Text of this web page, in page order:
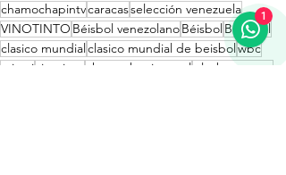
chamochapintvcaracasselección venezuela
VINOTINTO Béisbol venezolanoBéisbolBaseball
clasico mundialclasico mundial de beisbolwbc
miami vinotinto chamochapintravel
gleyber torres
1